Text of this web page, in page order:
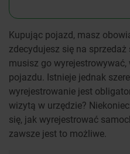
Kupując pojazd, masz
zdecydujesz się na
musisz go wyrejestrowywać,
pojazdu. Istnieje jednak
wyrejestrowanie jest
wizytą w urzędzie?
się, jak wyrejestrować
zawsze jest to możliwe.